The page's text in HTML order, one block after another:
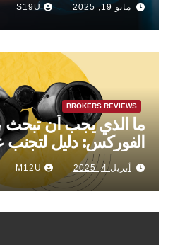
مايو 19, 2025 S19U
BROKERS REVIEWS
ما الذي يجب أن
الفوركس: دليل لتجنب
أبريل 4, 2025 M12U